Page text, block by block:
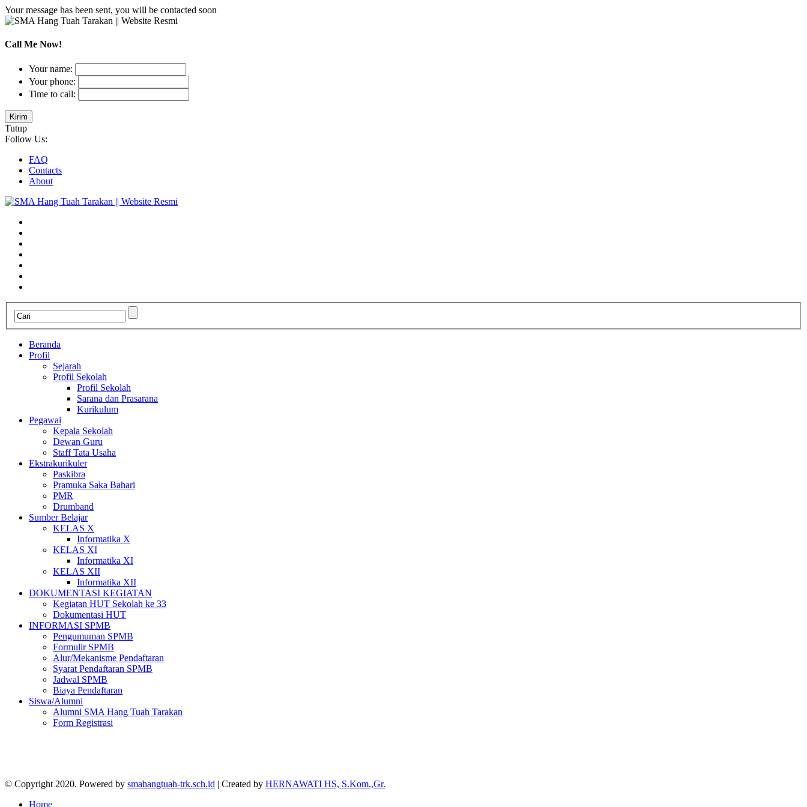
Your message has been sent, you will be contacted soon
Call Me Now!
Your name:
Your phone:
Time to call:
Tutup
Follow Us:
FAQ
Contacts
About
Beranda
Profil
Sejarah
Profil Sekolah
Profil Sekolah
Sarana dan Prasarana
Kurikulum
Pegawai
Kepala Sekolah
Dewan Guru
Staff Tata Usaha
Ekstrakurikuler
Paskibra
Pramuka Saka Bahari
PMR
Drumband
Sumber Belajar
KELAS X
Informatika X
KELAS XI
Informatika XI
KELAS XII
Informatika XII
DOKUMENTASI KEGIATAN
Kegiatan HUT Sekolah ke 33
Dokumentasi HUT
INFORMASI SPMB
Pengumuman SPMB
Formulir SPMB
Alur/Mekanisme Pendaftaran
Syarat Pendaftaran SPMB
Jadwal SPMB
Biaya Pendaftaran
Siswa/Alumni
Alumni SMA Hang Tuah Tarakan
Form Registrasi
© Copyright 2020. Powered by smahangtuah-trk.sch.id | Created by HERNAWATI HS, S.Kom.,Gr.
Home